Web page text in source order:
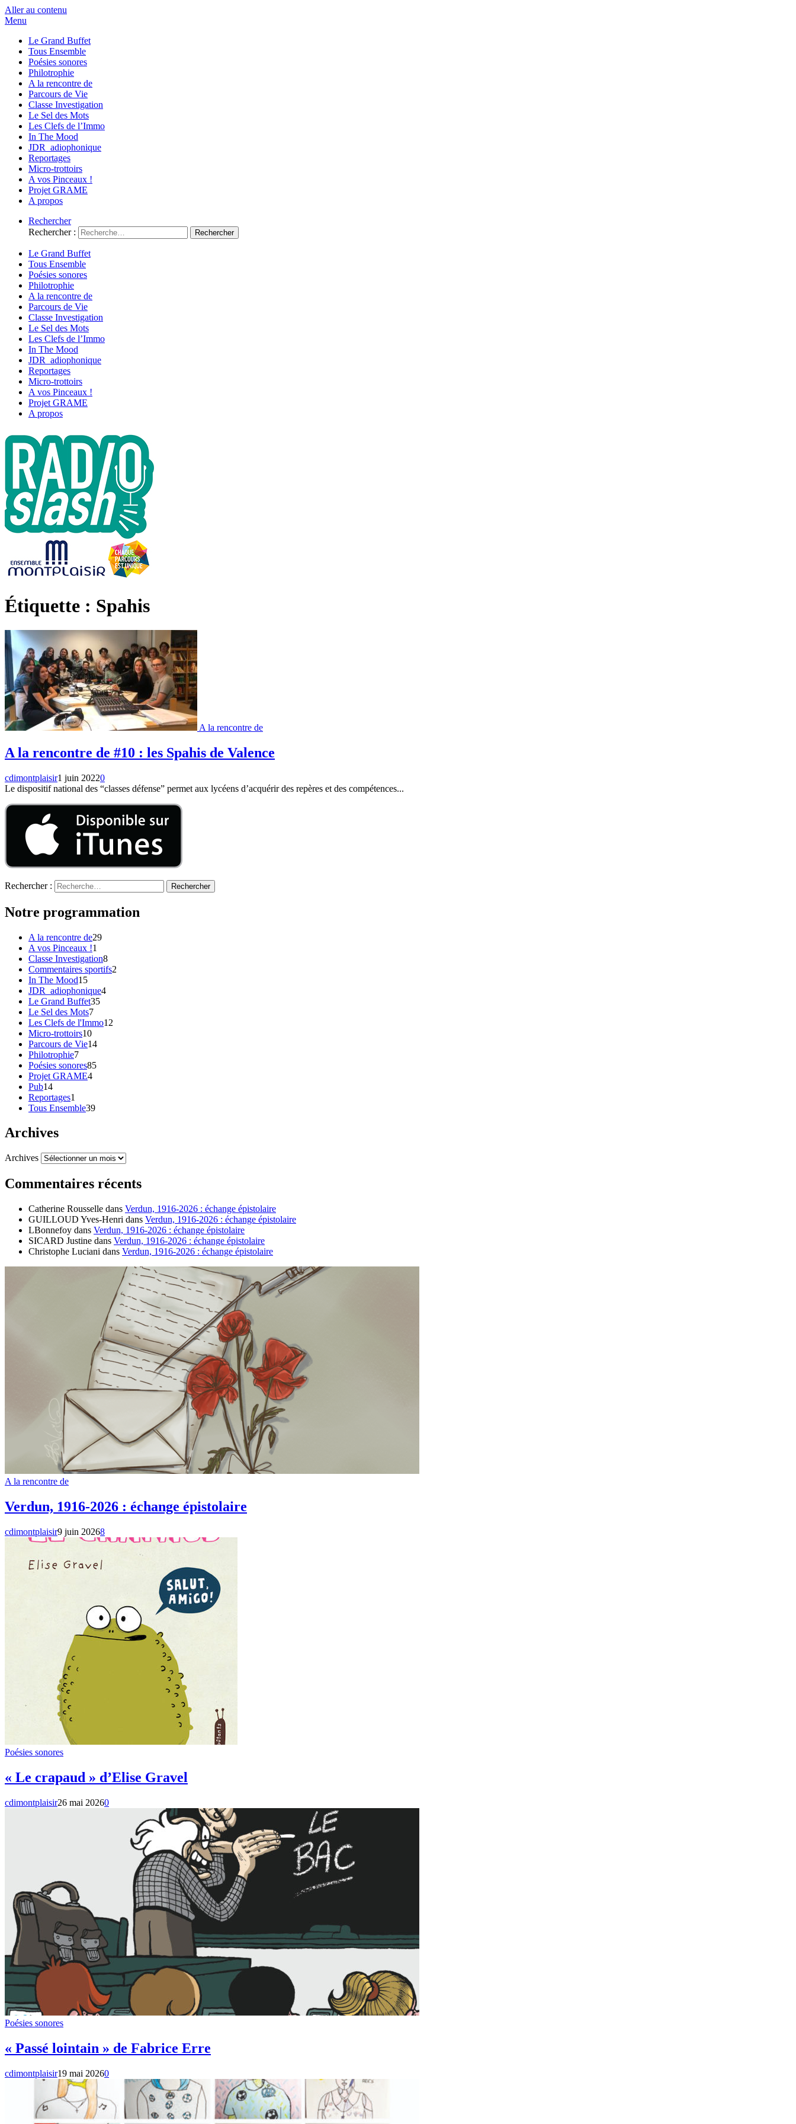
Aller au contenu
Menu
Le Grand Buffet
Tous Ensemble
Poésies sonores
Philotrophie
A la rencontre de
Parcours de Vie
Classe Investigation
Le Sel des Mots
Les Clefs de l’Immo
In The Mood
JDR_adiophonique
Reportages
Micro-trottoirs
A vos Pinceaux !
Projet GRAME
A propos
Rechercher
Rechercher :
Le Grand Buffet
Tous Ensemble
Poésies sonores
Philotrophie
A la rencontre de
Parcours de Vie
Classe Investigation
Le Sel des Mots
Les Clefs de l’Immo
In The Mood
JDR_adiophonique
Reportages
Micro-trottoirs
A vos Pinceaux !
Projet GRAME
A propos
Étiquette : Spahis
A la rencontre de
A la rencontre de #10 : les Spahis de Valence
cdimontplaisir1 juin 20220
Le dispositif national des “classes défense” permet aux lycéens d’acquérir des repères et des compétences...
Rechercher :
Notre programmation
A la rencontre de29
A vos Pinceaux !1
Classe Investigation8
Commentaires sportifs2
In The Mood15
JDR_adiophonique4
Le Grand Buffet35
Le Sel des Mots7
Les Clefs de l'Immo12
Micro-trottoirs10
Parcours de Vie14
Philotrophie7
Poésies sonores85
Projet GRAME4
Pub14
Reportages1
Tous Ensemble39
Archives
Archives
Commentaires récents
Catherine Rousselle dans Verdun, 1916-2026 : échange épistolaire
GUILLOUD Yves-Henri dans Verdun, 1916-2026 : échange épistolaire
LBonnefoy dans Verdun, 1916-2026 : échange épistolaire
SICARD Justine dans Verdun, 1916-2026 : échange épistolaire
Christophe Luciani dans Verdun, 1916-2026 : échange épistolaire
A la rencontre de
Verdun, 1916-2026 : échange épistolaire
cdimontplaisir9 juin 20268
Poésies sonores
« Le crapaud » d’Elise Gravel
cdimontplaisir26 mai 20260
Poésies sonores
« Passé lointain » de Fabrice Erre
cdimontplaisir19 mai 20260